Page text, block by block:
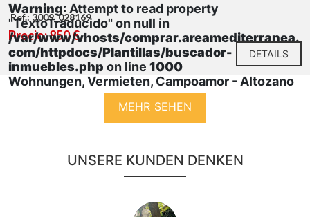
Warning: Attempt to read property
"TextoTraducido" on null in
/var/www/vhosts/comprar.areamediterranea.
com/httpdocs/Plantillas/buscador-
inmuebles.php on line 1000
Wohnungen, Vermieten, Campoamor - Altozano
Ref.: 3009_028169
Precio: 850 €
DETAILS
MEHR SEHEN
UNSERE KUNDEN DENKEN